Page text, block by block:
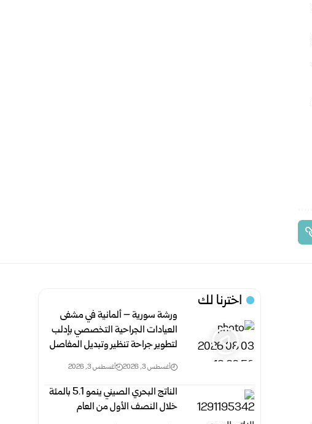
اخترنا لك
ورشة سورية – ألمانية في مشفى
العيادات الجراحية التخصصي بإدلب
لتطوير جراحة تنظير وتبديل المفاصل
أغسطس 3, 2026 أغسطس 3, 2026
الناتج البحري الصيني ينمو 5.1 بالمئة
خلال النصف الأول من العام